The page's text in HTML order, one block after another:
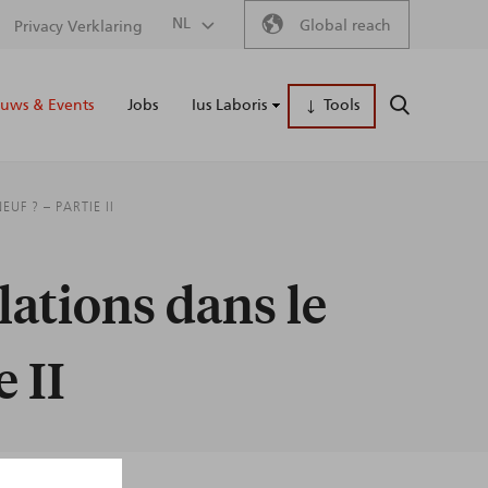
Secondary
menu
Privacy Verklaring NL Global reach
Main
& Events Jobs Ius Laboris Tools ZOEKEN
? – PARTIE II
dans le
II